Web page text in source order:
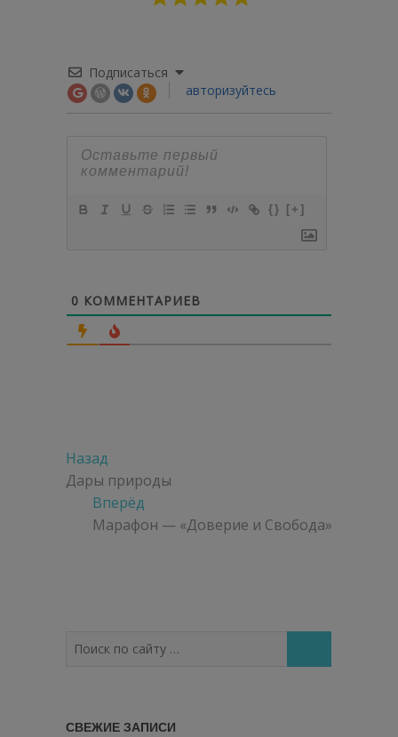
Подписаться
авторизуйтесь
{} [+]
0 КОММЕНТАРИЕВ
Навигация
по
записям
Назад
запись:
Дары природы
Вперёд
запись:
Марафон — «Доверие и Свобода»
по
СВЕЖИЕ ЗАПИСИ